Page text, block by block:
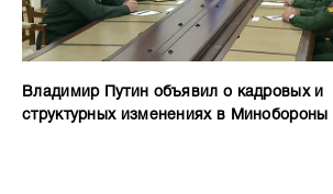
Владимир Путин объявил о кадровых и
структурных изменениях в Минобороны